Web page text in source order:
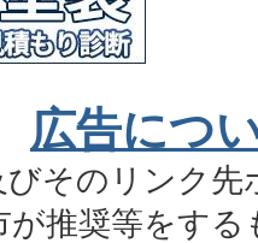
広告につ
そのリンク先
が推奨等をす